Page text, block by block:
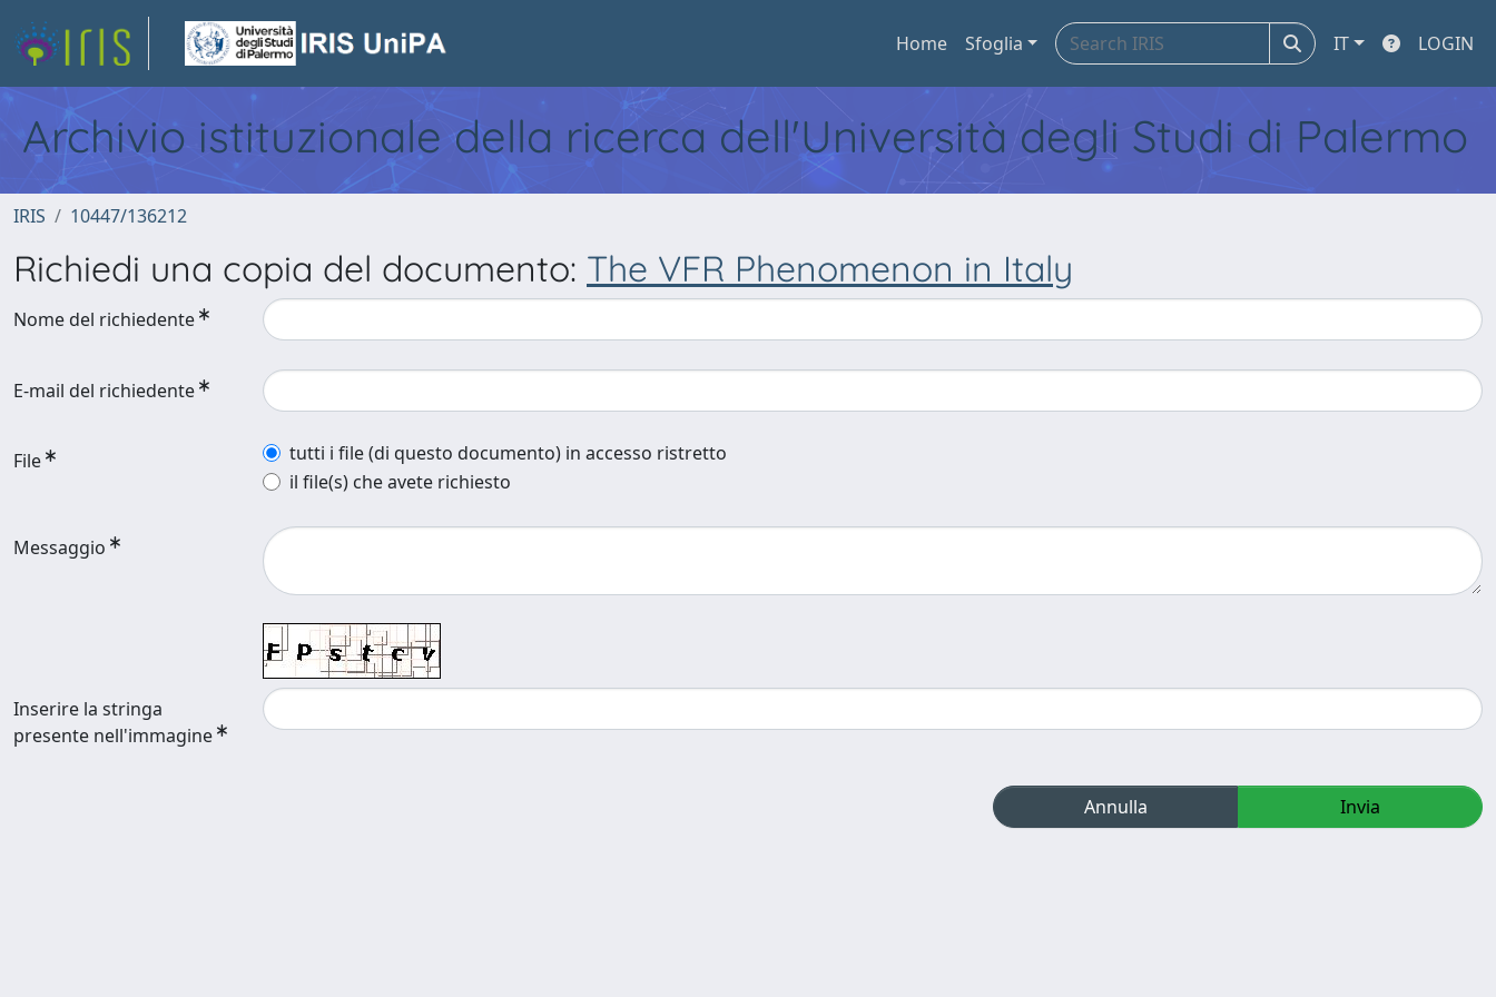
Home Sfoglia IT LOGIN
Archivio istituzionale della ricerca dell'Università degli Studi di Palermo
IRIS 10447/136212
Richiedi una copia del documento: The VFR Phenomenon in Italy
Nome del richiedente
E-mail del richiedente
File
tutti i file (di questo documento) in accesso ristretto
il file(s) che avete richiesto
Messaggio
Inserire la stringa
presente nell'immagine
Annulla Invia